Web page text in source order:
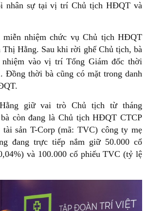
nhân sự tại vị trí Chủ tịch HĐQT và
nhiệm chức vụ Chủ tịch HĐQT
Hằng. Sau khi rời ghế Chủ tịch, bà
nhiệm vào vị trí Tổng Giám đốc thời
Đồng thời bà cũng có mặt trong danh
giữ vai trò Chủ tịch từ tháng
còn đang là Chủ tịch HĐQT CTCP
tài sản T-Corp (mã: TVC) công ty mẹ
đang trực tiếp nắm giữ 50.000 cổ
và 100.000 cổ phiếu TVC (tỷ lệ